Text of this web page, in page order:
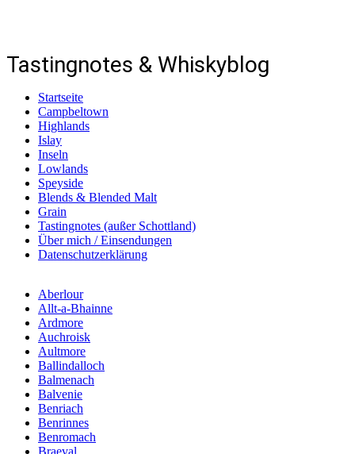
Tastingnotes & Whiskyblog
Startseite
Campbeltown
Highlands
Islay
Inseln
Lowlands
Speyside
Blends & Blended Malt
Grain
Tastingnotes (außer Schottland)
Über mich / Einsendungen
Datenschutzerklärung
Aberlour
Allt-a-Bhainne
Ardmore
Auchroisk
Aultmore
Ballindalloch
Balmenach
Balvenie
Benriach
Benrinnes
Benromach
Braeval